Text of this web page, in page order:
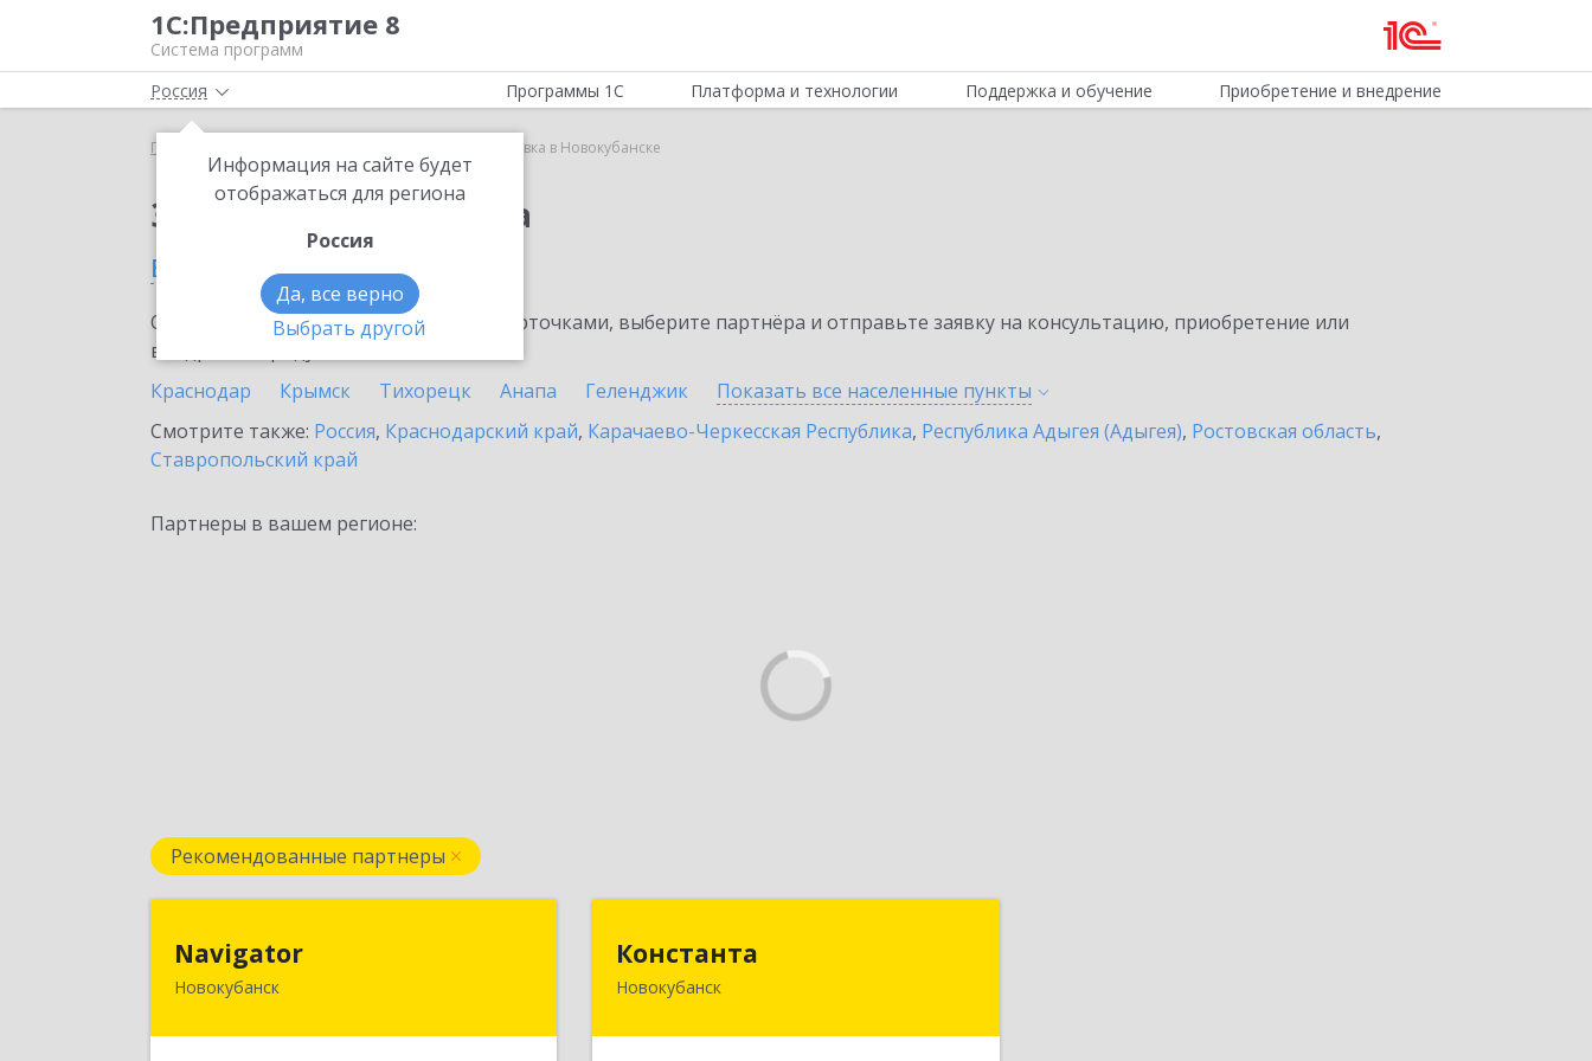
1С:Предприятие 8
Система программ
Россия
Информация на сайте будет
отображаться для региона
Россия
Да, все верно
Выбрать другой
Программы 1С Платформа и технологии Поддержка и обучение Приобретение и внедрение
Главная 1С:Доставка в Новокубанске
Заказать 1С:Доставка
в Новокубанске
Ознакомьтесь с информационными карточками, выберите партнёра и отправьте заявку на консультацию, приобретение или
внедрение продукта.
Краснодар
Крымск Тихорецк Анапа Геленджик Показать все населенные пункты
Смотрите также: Россия, Краснодарский край, Карачаево-Черкесская Республика, Республика Адыгея (Адыгея), Ростовская область,
Ставропольский край
Партнеры в вашем регионе:
Рекомендованные партнеры
Navigator
Новокубанск352240, Краснодарский край,
Константа
Новокубанск352240, Краснодарский край,